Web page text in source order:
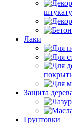
Лаки
Защита дерева
Грунтовки